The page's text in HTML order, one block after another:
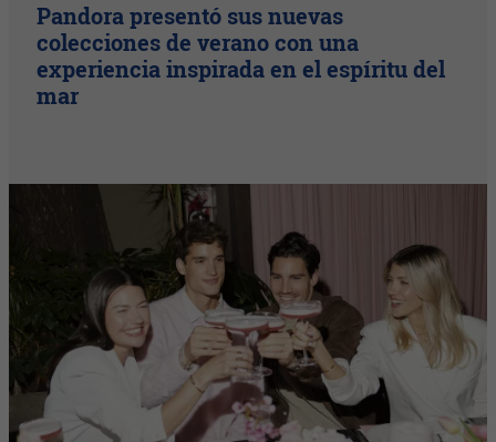
Pandora presentó sus nuevas
colecciones de verano con una
experiencia inspirada en el espíritu del
mar